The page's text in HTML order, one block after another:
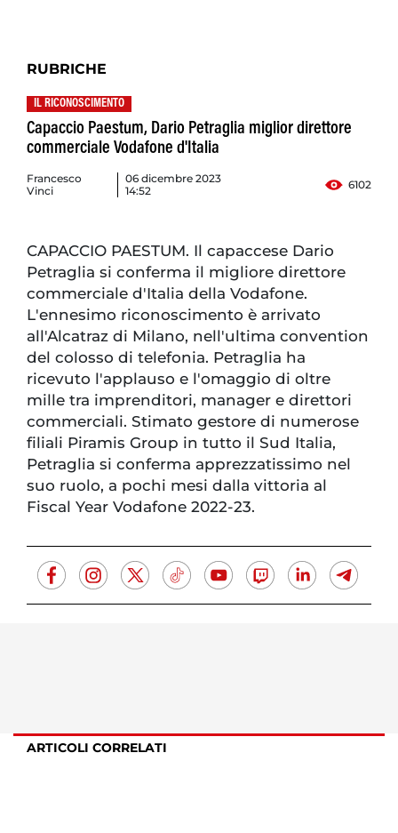
RUBRICHE
IL RICONOSCIMENTO
Capaccio Paestum, Dario Petraglia miglior direttore
commerciale Vodafone d'Italia
Francesco
Vinci
06 dicembre 2023
14:52
6102
CAPACCIO PAESTUM. Il capaccese Dario
Petraglia si conferma il migliore direttore
commerciale d'Italia della Vodafone.
L'ennesimo riconoscimento è arrivato
all'Alcatraz di Milano, nell'ultima convention
del colosso di telefonia. Petraglia ha
ricevuto l'applauso e l'omaggio di oltre
mille tra imprenditori, manager e direttori
commerciali. Stimato gestore di numerose
filiali Piramis Group in tutto il Sud Italia,
Petraglia si conferma apprezzatissimo nel
suo ruolo, a pochi mesi dalla vittoria al
Fiscal Year Vodafone 2022-23.
ARTICOLI CORRELATI